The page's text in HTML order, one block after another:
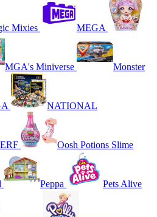
Mixies MEGA
MGA's Miniverse Monster
NATIONAL
Oosh Potions Slime
Peppa Pets Alive